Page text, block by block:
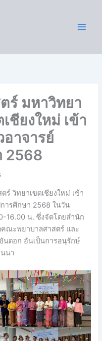
ร์ มหาวิทยา
ชียงใหม่ เข้า
าจารย์
2568
วิทยาเขตเชียงใหม่ เข้า
ารศึกษา 2568 ในวัน
16.00 น. ซึ่งจัดโดยสำนัก
คณะพยาบาลศาสตร์ และ
ดอก อันเป็นการอนุรักษ์
นา